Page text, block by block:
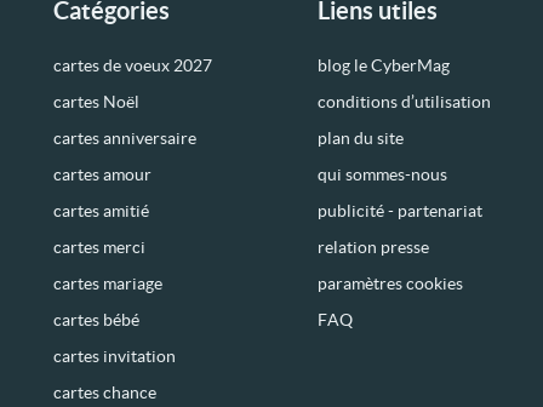
Catégories
cartes de voeux 2027
cartes Noël
cartes anniversaire
cartes amour
cartes amitié
cartes merci
cartes mariage
cartes bébé
cartes invitation
cartes chance
Liens utiles
blog le CyberMag
conditions d’utilisation
plan du site
qui sommes-nous
publicité - partenariat
relation presse
paramètres cookies
FAQ